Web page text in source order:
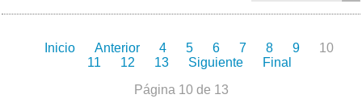
Inicio Anterior 4 5 6 7 8 9
10
11
12 13 Siguiente
Final
Página 10 de 13